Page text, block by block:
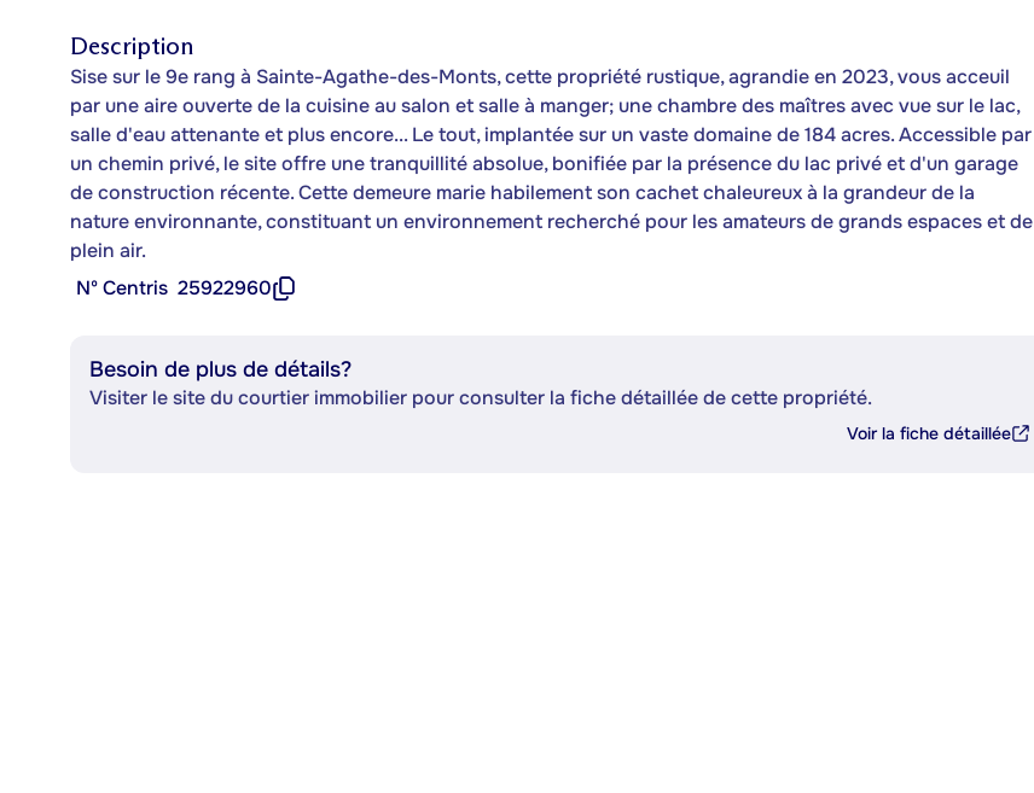
Description
Sise sur le 9e rang à Sainte-Agathe-des-Monts, cette propriété rustique, agrandie en 2023, vous acceuil
par une aire ouverte de la cuisine au salon et salle à manger; une chambre des maîtres avec vue sur le lac,
salle d'eau attenante et plus encore... Le tout, implantée sur un vaste domaine de 184 acres. Accessible par
un chemin privé, le site offre une tranquillité absolue, bonifiée par la présence du lac privé et d'un garage
de construction récente. Cette demeure marie habilement son cachet chaleureux à la grandeur de la
nature environnante, constituant un environnement recherché pour les amateurs de grands espaces et de
plein air.
Nº Centris 25922960
Besoin de plus de détails?
Visiter le site du courtier immobilier pour consulter la fiche détaillée de cette propriété.
Voir la fiche détaillée